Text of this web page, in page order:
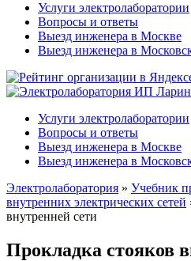
Услуги электролаборатории
Вопросы и ответы
Выезд инженера в Москве
Выезд инженера в
Услуги электролаборатории
Вопросы и ответы
Выезд инженера в Москве
Выезд инженера в
Электролаборатория » Учебник
внутренних электрических сетей
внутренней сети
Прокладка стояков